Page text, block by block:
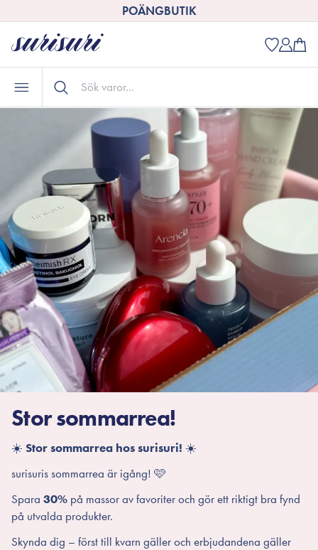
POÄNGBUTIK
Stor sommarrea!
☀️ Stor sommarrea hos surisuri! ☀️
surisuris sommarrea är igång! 🩷
Spara 30% på massor av favoriter och gör ett riktigt bra fynd
på utvalda produkter.
Skynda dig – först till kvarn gäller och erbjudandena gäller